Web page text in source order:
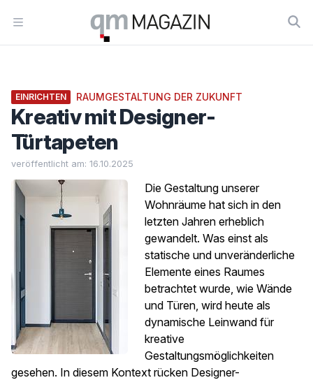
Open menu
Workflow
EINRICHTEN RAUMGESTALTUNG DER ZUKUNFT
Kreativ mit Designer-
Türtapeten
veröffentlicht am: 16.10.2025
Die Gestaltung unserer
Wohnräume hat sich in den
letzten Jahren erheblich
gewandelt. Was einst als
statische und unveränderliche
Elemente eines Raumes
betrachtet wurde, wie Wände
und Türen, wird heute als
dynamische Leinwand für
kreative
Gestaltungsmöglichkeiten
gesehen. In diesem Kontext rücken Designer-